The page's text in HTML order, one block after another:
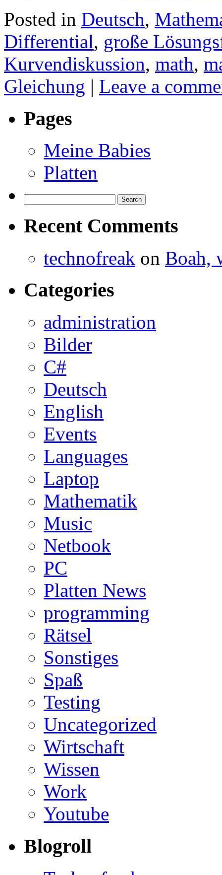
Posted in Deutsch,
Differential, große
Kurvendiskussion, math,
Gleichung | Leave a
Pages
Meine Babies
Platten
for:
Recent Comments
technofreak on Boah,
Categories
administration
Bilder
C#
Deutsch
English
Events
Languages
Laptop
Mathematik
Music
Netbook
PC
Platten News
programming
Rätsel
Sonstiges
Spaß
Testing
Uncategorized
Wirtschaft
Wissen
Work
Youtube
Blogroll